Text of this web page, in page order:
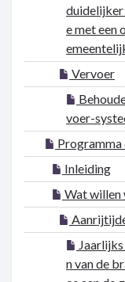
duidelijker
e met een
Vervoer
voer-
Programma
Inleiding
Wat willen
n van de